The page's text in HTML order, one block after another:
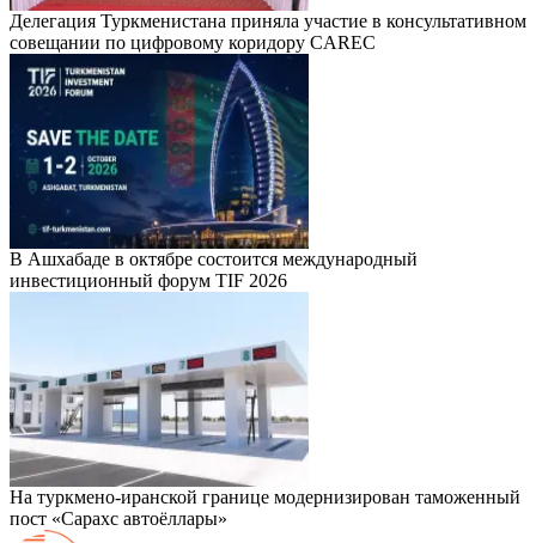
Делегация Туркменистана приняла участие в консультативном
совещании по цифровому коридору CAREC
В Ашхабаде в октябре состоится международный
инвестиционный форум TIF 2026
На туркмено-иранской границе модернизирован таможенный
пост «Сарахс автоёллары»